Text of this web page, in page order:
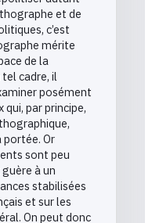
et de
c’est
mérite
de la
cadre, il
posément
par principe,
portée. Or
sont peu
à un
stabilisées
et sur les
On peut donc